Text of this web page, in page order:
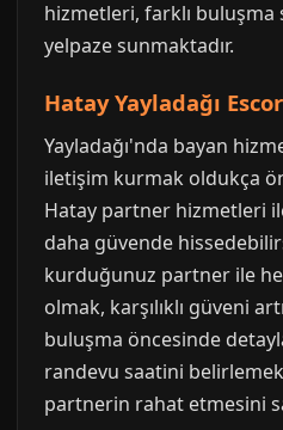
hizmetleri, farklı
yelpaze sunmaktadır.
Hatay Yayladağı
Yayladağı'nda bayan
iletişim kurmak oldukça
Hatay partner hizmetleri
daha güvende
kurduğunuz partner ile
olmak, karşılıklı güveni
buluşma öncesinde
randevu saatini
partnerin rahat etmesini